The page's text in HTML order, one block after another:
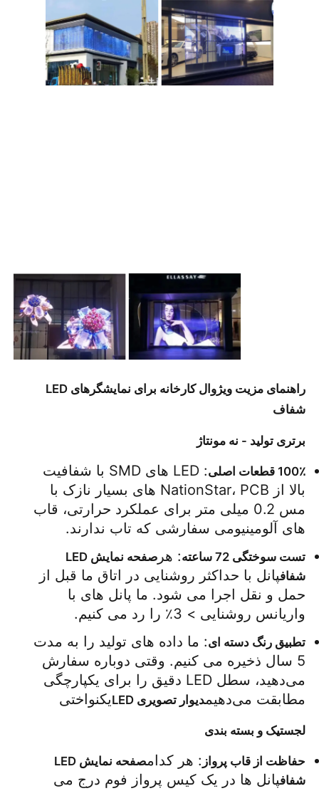
راهنمای مزیت ویژوال کارخانه برای نمایشگرهای LED
شفاف
برتری تولید - نه مونتاژ
100٪ قطعات اصلی
های آلومینیومی سفارشی که تاب ندارند.
تست سوختگی 72 ساعته : هر
شفاف
واریانس روشنایی > 3٪ را رد می کنیم.
تطبیق رنگ دسته ای
مطابقت می‌دهیم
دیوار تصویری LED یکنواختی
لجستیک و بسته بندی
حفاظت از قاب پرواز : هر کدام
شفاف